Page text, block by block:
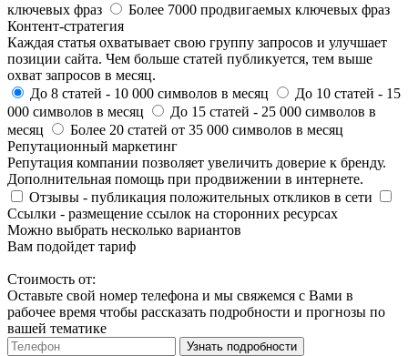
ключевых фраз
Более 7000 продвигаемых ключевых фраз
Контент-стратегия
Каждая статья охватывает свою группу запросов и улучшает
позиции сайта. Чем больше статей публикуется, тем выше
охват запросов в месяц.
До 8 статей - 10 000 символов в месяц До 10 статей - 15
000 символов в месяц
До 15 статей - 25 000 символов в
месяц
Более 20 статей от 35 000 символов в месяц
Репутационный маркетинг
Репутация компании позволяет увеличить доверие к бренду.
Дополнительная помощь при продвижении в интернете.
Отзывы - публикация положительных откликов в сети
Ссылки - размещение ссылок на сторонних ресурсах
Можно выбрать несколько вариантов
Вам подойдет тариф
Стоимость от:
Оставьте свой номер телефона и мы свяжемся с Вами в
рабочее время чтобы рассказать подробности и прогнозы по
вашей тематике
Узнать подробности